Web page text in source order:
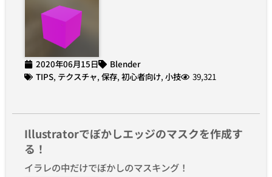
2020年06月15日
Blender
TIPS, テクスチャ, 保存, 初心者向け, 小技 39,321
Illustratorでぼかしエッジのマスクを作成す
る！
イラレの中だけでぼかしのマスキング！